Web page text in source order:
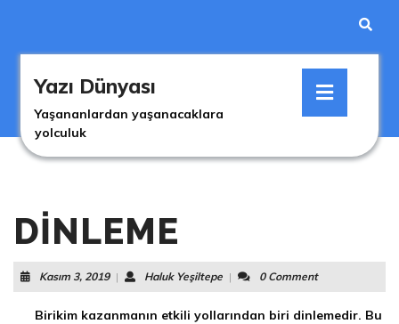
Yazı Dünyası
Yaşananlardan yaşanacaklara
yolculuk
DINLEME
Kasım 3, 2019Kasım
3,
| Haluk YeşiltepeHaluk
Yeşiltepe
| 0 Comment
Birikim kazanmanın etkili yollarından biri dinlemedir. Bu